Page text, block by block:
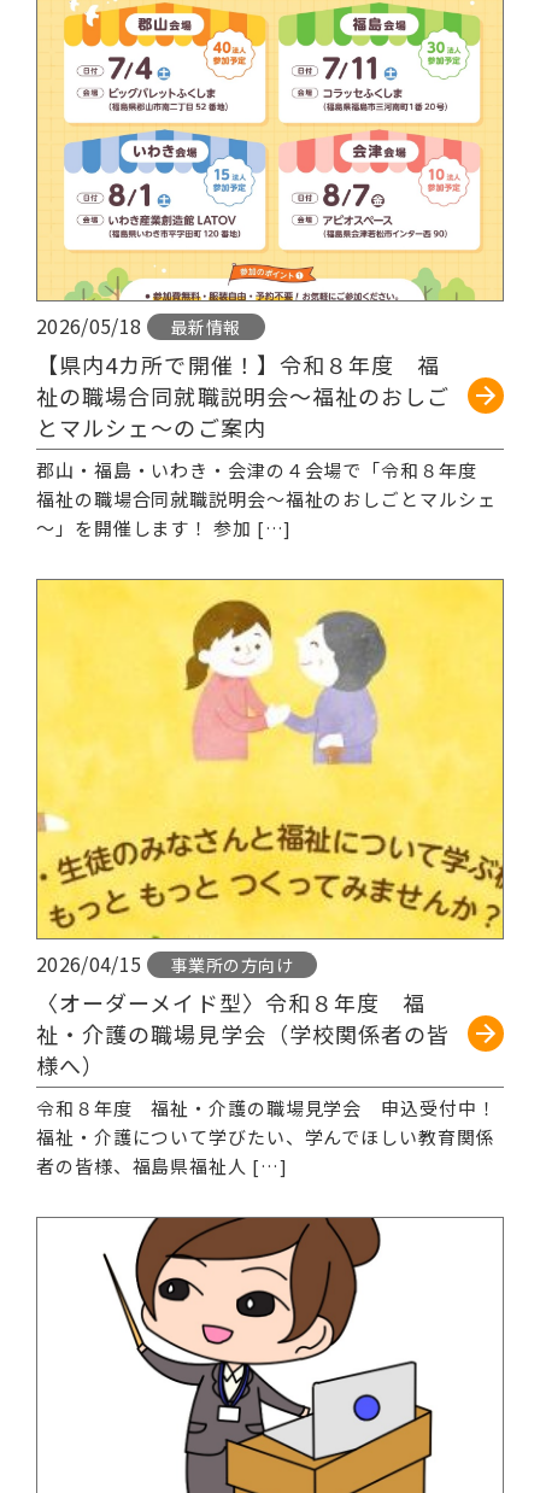
2026/05/18 最新情報
【県内4カ所で開催！】令和８年度 福
祉の職場合同就職説明会～福祉のおしご
とマルシェ～のご案内
郡山・福島・いわき・会津の４会場で「令和８年度
福祉の職場合同就職説明会～福祉のおしごとマルシェ
～」を開催します！ 参加 […]
2026/04/15 事業所の方向け
〈オーダーメイド型〉令和８年度 福
祉・介護の職場見学会（学校関係者の皆
様へ）
令和８年度 福祉・介護の職場見学会 申込受付中！
福祉・介護について学びたい、学んでほしい教育関係
者の皆様、福島県福祉人 […]